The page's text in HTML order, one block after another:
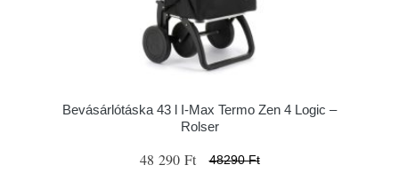
Bevásárlótáska 43 l I-Max Termo Zen 4 Logic –
Rolser
48 290 Ft 48290 Ft